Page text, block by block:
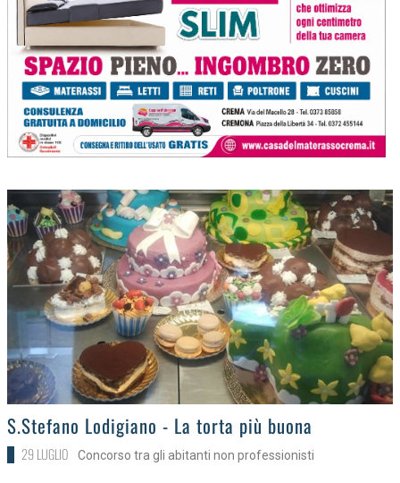
>
S.Stefano Lodigiano - La torta più buona
29 LUGLIO Concorso tra gli abitanti non professionisti